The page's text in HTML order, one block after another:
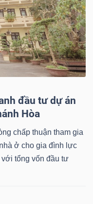
đầu tư dự án
Hòa
chấp thuận tham gia
ở cho gia đình lực
tổng vốn đầu tư